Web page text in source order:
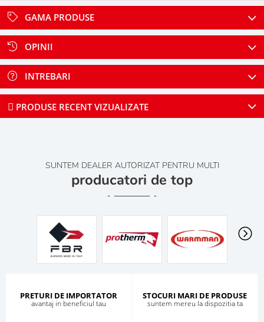
GAMA PRODUSE
OPINII
INTREBARI
PRODUSE RECENT VIZUALIZATE
SUNTEM DEALER AUTORIZAT PENTRU MULTI
producatori de top
PRETURI DE IMPORTATOR
avantaj in beneficiul tau
STOCURI MARI DE PRODUSE
suntem mereu la dispozitia ta